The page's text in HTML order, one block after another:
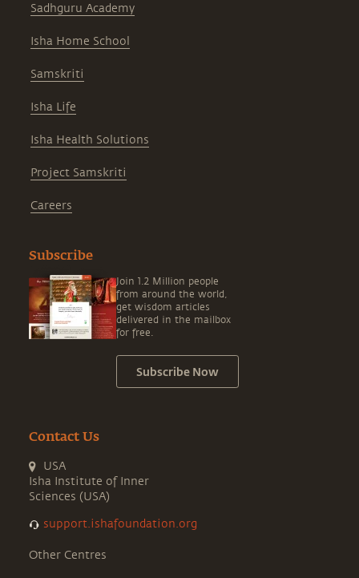
Sadhguru Academy
Isha Home School
Samskriti
Isha Life
Isha Health Solutions
Project Samskriti
Careers
Subscribe
Join 1.2 Million people
from around the world,
get wisdom articles
delivered in the mailbox
for free.
Subscribe Now
Contact Us
USA
Isha Institute of Inner
Sciences (USA)
support.ishafoundation.org
Other Centres